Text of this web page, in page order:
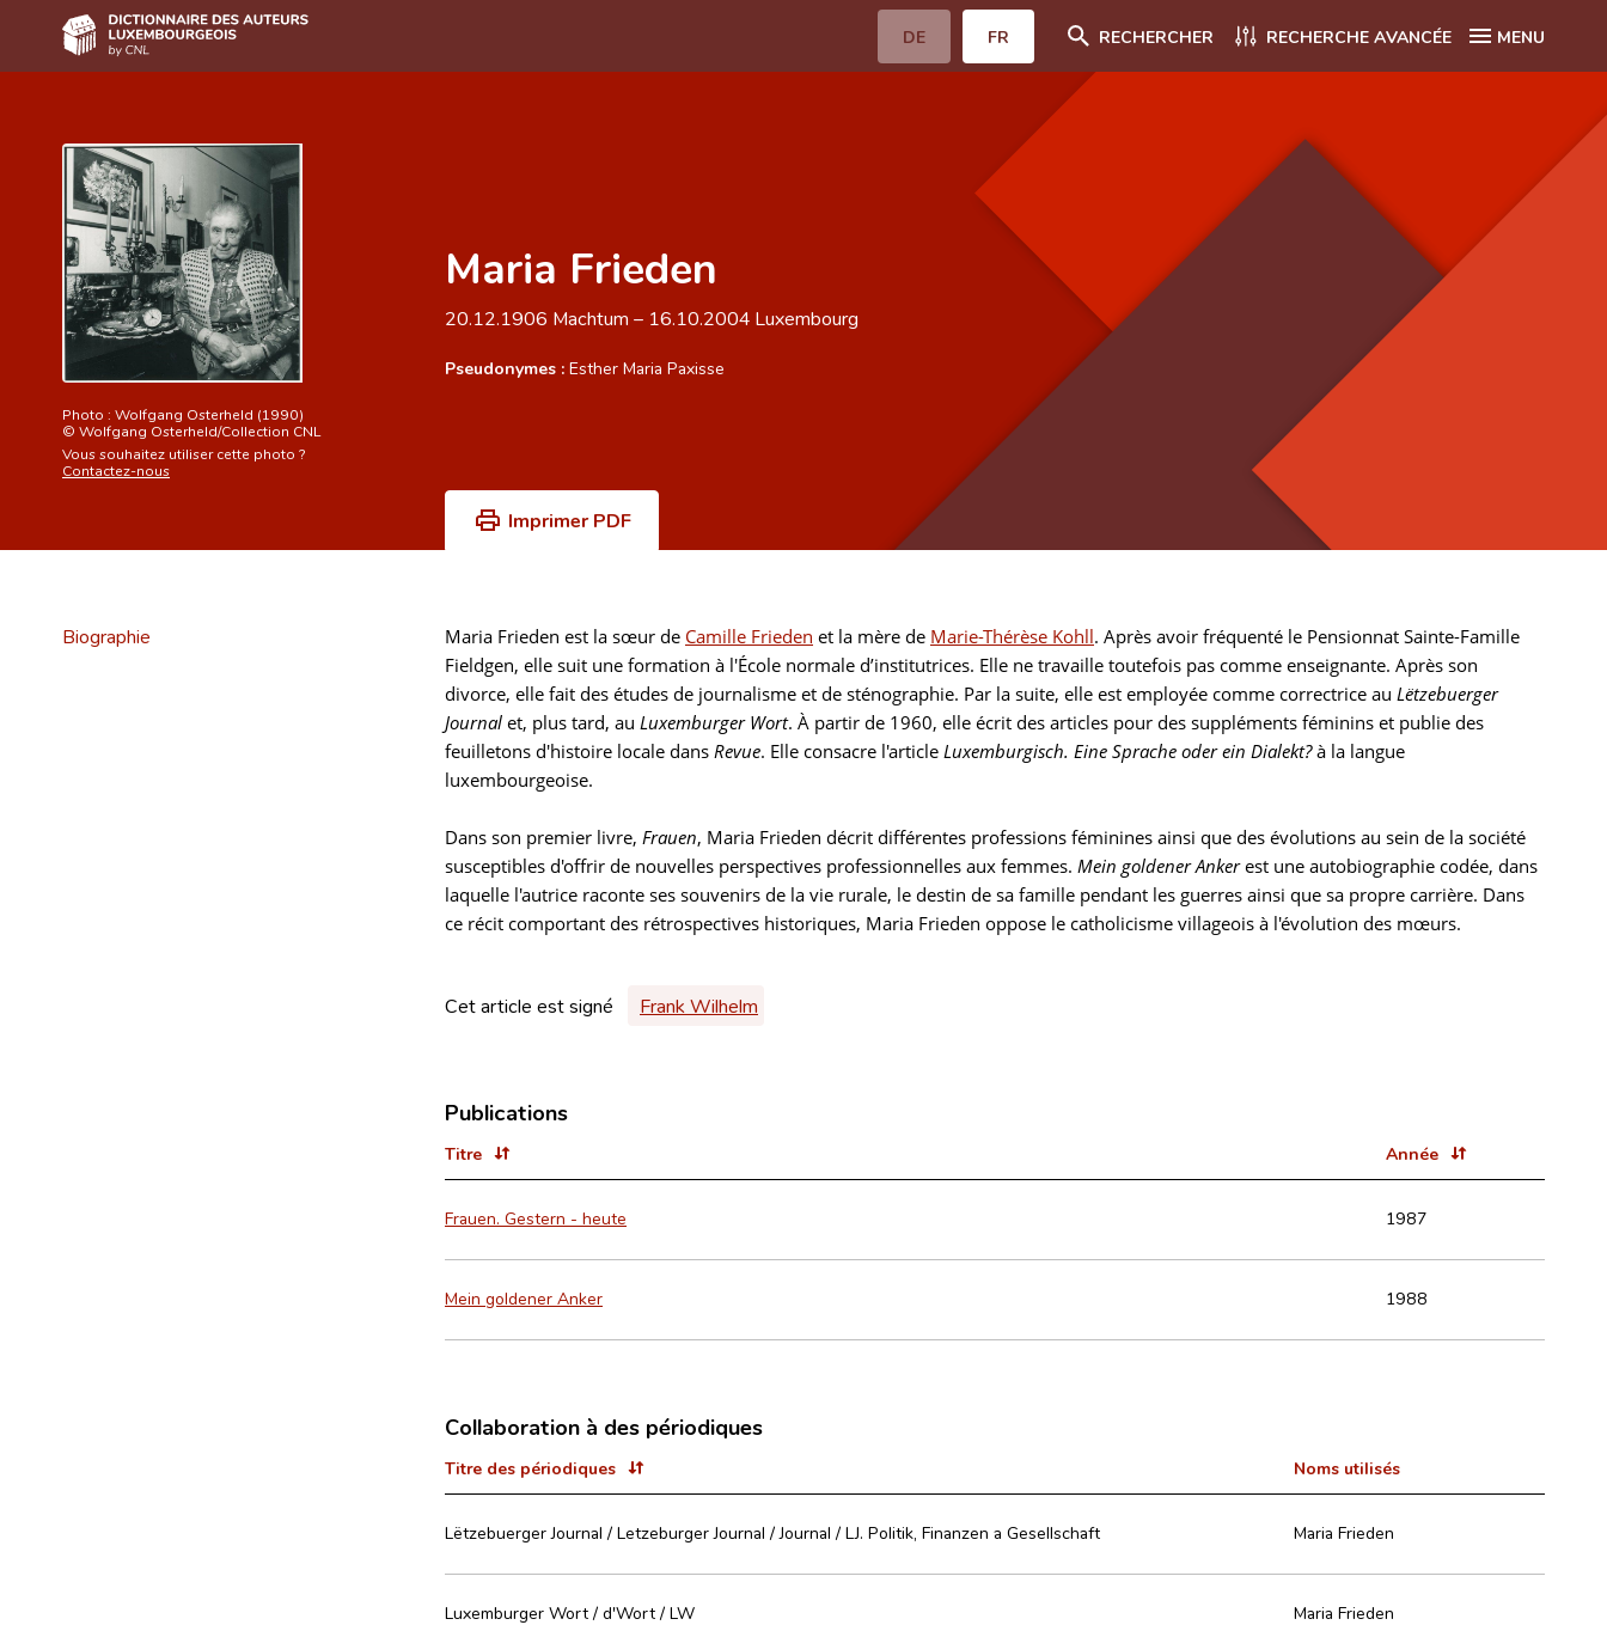
DE FR RECHERCHER RECHERCHE AVANCÉE MENU
Auteur(e)s A-Z
Recherche avancée
Foire aux questions
CNL
Équipe scientifique
Contact
Photo : Wolfgang Osterheld (1990)
© Wolfgang Osterheld/Collection CNL
Vous souhaitez utiliser cette photo ?
Contactez-nous
Maria Frieden
20.12.1906 Machtum – 16.10.2004 Luxembourg
Pseudonymes : Esther Maria Paxisse
Imprimer PDF
Biographie Maria Frieden est la sœur de Camille Frieden et la mère de Marie-Thérèse Kohll. Après avoir fréquenté le Pensionnat Sainte-Famille
Fieldgen, elle suit une formation à l'École normale d’institutrices. Elle ne travaille toutefois pas comme enseignante. Après son
divorce, elle fait des études de journalisme et de sténographie. Par la suite, elle est employée comme correctrice au Lëtzebuerger
Journal et, plus tard, au Luxemburger Wort. À partir de 1960, elle écrit des articles pour des suppléments féminins et publie des
feuilletons d'histoire locale dans Revue. Elle consacre l'article Luxemburgisch. Eine Sprache oder ein Dialekt?à la langue
luxembourgeoise.
Dans son premier livre, Frauen, Maria Frieden décrit différentes professions féminines ainsi que des évolutions au sein de la société
susceptibles d'offrir de nouvelles perspectives professionnelles aux femmes. Mein goldener Ankerest une autobiographie codée, dans
laquelle l'autrice raconte ses souvenirs de la vie rurale, le destin de sa famille pendant les guerres ainsi que sa propre carrière. Dans
ce récit comportant des rétrospectives historiques, Maria Frieden oppose le catholicisme villageois à l'évolution des mœurs.
Cet article est signé Frank Wilhelm
Publications
Titre Année
Frauen. Gestern - heute 1987
Mein goldener Anker 1988
Collaboration à des périodiques
Titre des périodiques Noms utilisés
Lëtzebuerger Journal / Letzeburger Journal / Journal / LJ. Politik, Finanzen a Gesellschaft Maria Frieden
Luxemburger Wort / d'Wort / LW Maria Frieden